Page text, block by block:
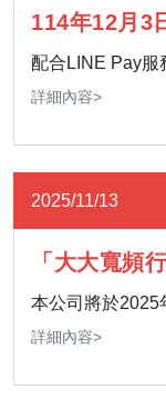
114年12月3
配合LINE Pay服
MONEY一卡通
詳細內容>
2025/11/13
「大大寬頻
本公司將於2025
APP」將陸續恢
詳細內容>